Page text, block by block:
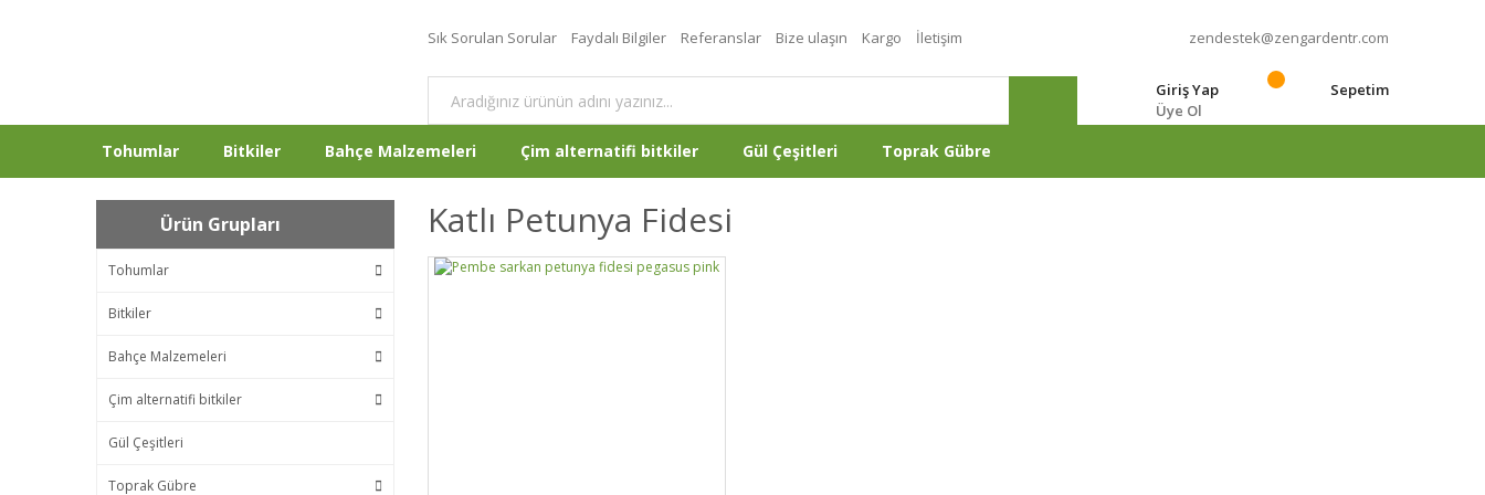
Sık Sorulan Sorular Faydalı Bilgiler Referanslar Bize ulaşın Kargo İletişim zendestek@zengardentr.com
Giriş Yap
Üye Ol
Sepetim
Tohumlar Bitkiler Bahçe Malzemeleri Çim alternatifi bitkiler Gül Çeşitleri Toprak Gübre
Ürün Grupları
Tohumlar
Bitkiler
Bahçe Malzemeleri
Çim alternatifi bitkiler
Gül Çeşitleri
Toprak Gübre
Katlı Petunya Fidesi